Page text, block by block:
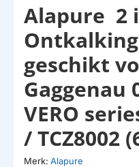
HUISMERK
Alapure 2
geschikt
Gaggenau​​​​​​​
VERO
/ TCZ8002
Merk: Alapure